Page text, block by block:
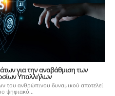
για την αναβάθμιση των
Υπαλλήλων
του ανθρώπινου δυναμικού αποτελεί
ψηφιακό...